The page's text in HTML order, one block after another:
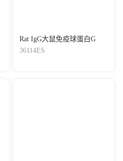
Rat IgG大鼠免疫球蛋白G
36114ES